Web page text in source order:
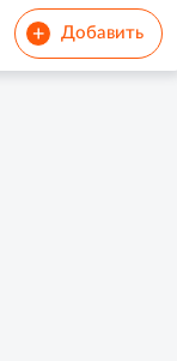
+ Добавить